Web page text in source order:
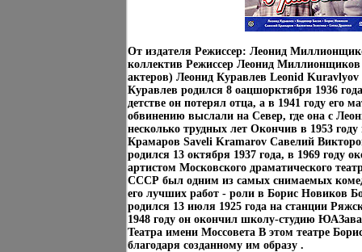
От издателя Режиссер: Леонид
коллектив Режиссер Леонид Миллионщиков
актеров) Леонид Куравлев Leonid
Куравлев родился 8 оацшорктября 1936
детстве он потерял отца, а в 1941 году его
обвинению выслали на Север, где она с
несколько трудных лет Окончив в 1953
Крамаров Saveli Kramarov Савелий
родился 13 октября 1937 года, в 1969 году
артистом Московского драматического
СССР был одним из самых снимаемых
его лучших работ - роли в Борис Новиков
родился 13 июля 1925 года на станции
1948 году он окончил школу-студию
Театра имени Моссовета В этом театре
благодаря созданному им образу .